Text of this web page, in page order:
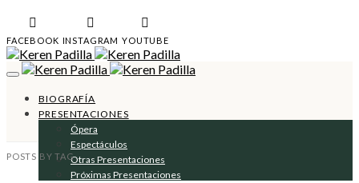
FACEBOOK INSTAGRAM YOUTUBE
BIOGRAFÍA
PRESENTACIONES
Ópera
Espectáculos
Otras Presentaciones
Próximas Presentaciones
POSTS BY TAG